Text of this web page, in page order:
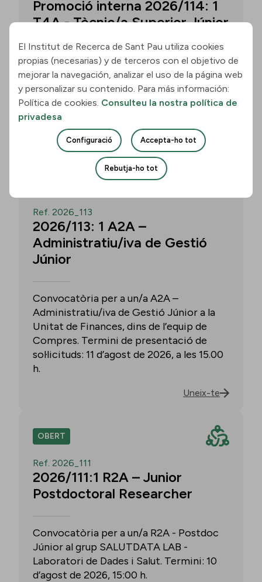
Promoció interna 2026/114: 1
T4A - Tècnic/a Superior Júnior
Convocatòria per a un/a T4A - Tècnic/a
Superior Júnior al grup Neurobiologia de
les Demències - Multilingual Aphasia &
Dementia Research Lab. Termini: 11
d’agost de 2026, 15.00 h.
Uneix-te
Ref. 2026_113
2026/113: 1 A2A –
Administratiu/iva de Gestió
Júnior
Convocatòria per a un/a A2A –
Administratiu/iva de Gestió Júnior a la
Unitat de Finances, dins de l’equip de
Compres. Termini de presentació de
sol·licituds: 11 d’agost de 2026, a les 15.00
h.
Uneix-te
OBERT
Ref. 2026_111
2026/111:1 R2A – Junior
Postdoctoral Researcher
Convocatòria per a un/a R2A - Postdoc
Júnior al grup SALUTDATA LAB -
Laboratori de Dades i Salut. Termini: 10
d’agost de 2026, 15:00 h.
El Institut de Recerca de Sant Pau utiliza cookies
propias (necesarias) y de terceros con el objetivo de
mejorar la navegación, analizar el uso de la página web
y personalizar su contenido. Para más información:
Política de cookies. Consulteu la nostra política de
privadesa
Configuració Accepta-ho tot
Rebutja-ho tot